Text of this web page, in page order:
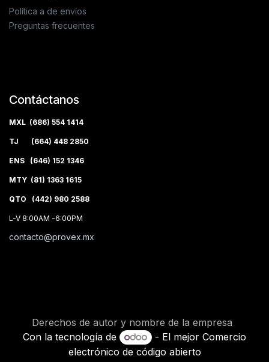
Política a de envíos
Preguntas frecuentes
Contáctanos
MXL (686) 554 1414
TJ (664) 448 2850
ENS (646) 152 1346
MTY (81) 1363 1615
QTO (442) 980 2588
L-V 8:00AM -6:00PM
contacto@provex.mx
Derechos de autor y nombre de la empresa
Con la tecnología de
- El mejorComercio
electrónico de código abierto